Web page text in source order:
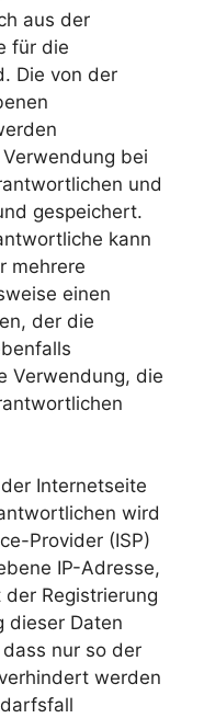
aus der
für die
Die von der
bei
und
gespeichert.
kann
mehrere
einen
der die
Verwendung, die
Internetseite
wird
Provider (ISP)
IP-Adresse,
Registrierung
dieser Daten
nur so der
werden